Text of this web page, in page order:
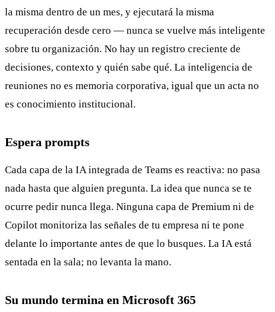
la misma dentro de un mes, y ejecutará la misma
recuperación desde cero — nunca se vuelve más inteligente
sobre tu organización. No hay un registro creciente de
decisiones, contexto y quién sabe qué. La inteligencia de
reuniones no es memoria corporativa, igual que un acta no
es conocimiento institucional.
Espera prompts
Cada capa de la IA integrada de Teams es reactiva: no pasa
nada hasta que alguien pregunta. La idea que nunca se te
ocurre pedir nunca llega. Ninguna capa de Premium ni de
Copilot monitoriza las señales de tu empresa ni te pone
delante lo importante antes de que lo busques. La IA está
sentada en la sala; no levanta la mano.
Su mundo termina en Microsoft 365